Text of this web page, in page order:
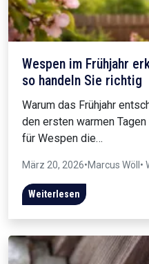
Wespen im Frühjahr
so handeln Sie richtig
Warum das Frühjahr
den ersten warmen
für Wespen die…
März 20, 2026•Marcus Wöll •
Weiterlesen